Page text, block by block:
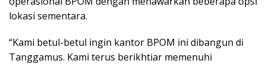
lokasi sementara.
“Kami betul-betul ingin kantor BPOM ini dibangun di
Tanggamus. Kami terus berikhtiar memenuhi